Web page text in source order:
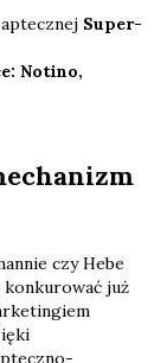
Super-
Notino,
czy Hebe
konkurować już